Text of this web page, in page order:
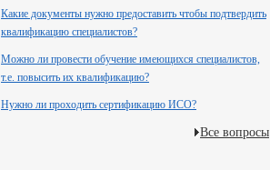
Какие документы нужно предоставить чтобы подтвердить
квалификацию специалистов?
Можно ли провести обучение имеющихся специалистов,
т.е. повысить их квалификацию?
Нужно ли проходить сертификацию ИСО?
Все вопросы